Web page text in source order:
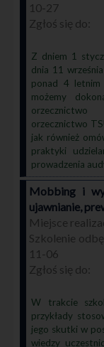
10-27
Z dniem 1
dnia 11
ponad 4 letnim
możemy
orzecznictwo
jak również
praktyki
prowadzenia
Mobbing i
ujawnianie,
11-06
W trakcie
przykłady
jego skutki w
wiedzy